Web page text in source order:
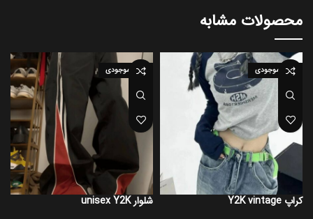
محصولات مشابه
اتمام موجودی
کراپ Y2K vintage
اتمام موجودی
شلوار unisex Y2K